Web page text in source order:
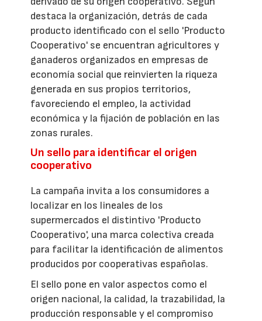
destaca la organización, detrás de cada
producto identificado con el sello 'Producto
Cooperativo' se encuentran agricultores y
ganaderos organizados en empresas de
economía social que reinvierten la riqueza
generada en sus propios territorios,
favoreciendo el empleo, la actividad
económica y la fijación de población en las
zonas rurales.
Un sello para identificar el origen
cooperativo
La campaña invita a los consumidores a
localizar en los lineales de los
supermercados el distintivo 'Producto
Cooperativo', una marca colectiva creada
para facilitar la identificación de alimentos
producidos por cooperativas españolas.
El sello pone en valor aspectos como el
origen nacional, la calidad, la trazabilidad, la
producción responsable y el compromiso